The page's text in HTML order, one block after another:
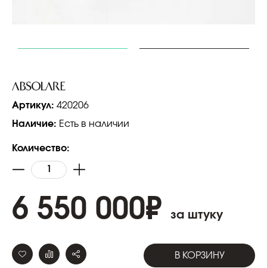
Артикул: 420206
Наличие: Есть в наличии
Количество:
6 550 000₽ за штуку
В КОРЗИНУ